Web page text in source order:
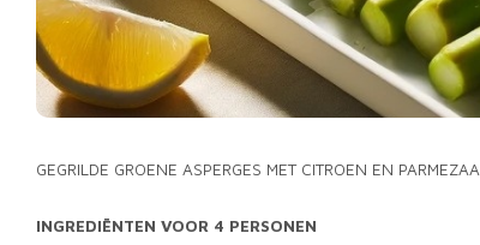
GEGRILDE GROENE ASPERGES MET CITROEN EN
INGREDIËNTEN VOOR 4 PERSONEN